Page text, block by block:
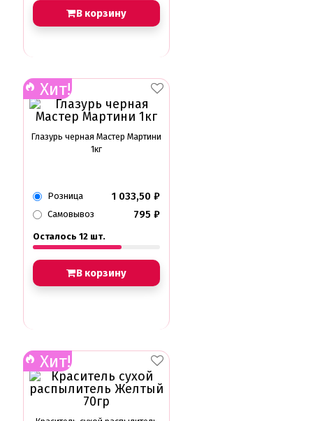
В корзину
Хит!
Глазурь черная Мастер Мартини
1кг
Розница 1 033,50 ₽
Самовывоз 795 ₽
Осталось 12 шт.
В корзину
Хит!